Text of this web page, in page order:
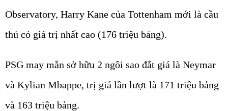
Observatory, Harry Kane của Tottenham mới là cầu
thủ có giá trị nhất cao (176 triệu bảng).
PSG may mắn sở hữu 2 ngôi sao đắt giá là Neymar
và Kylian Mbappe, trị giá lần lượt là 171 triệu bảng
và 163 triệu bảng.